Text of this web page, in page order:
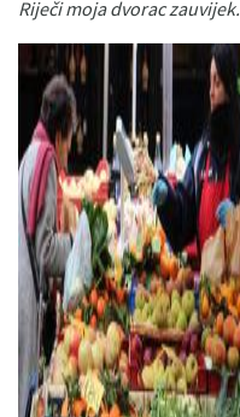
Riječi moja dvorac zauvijek.